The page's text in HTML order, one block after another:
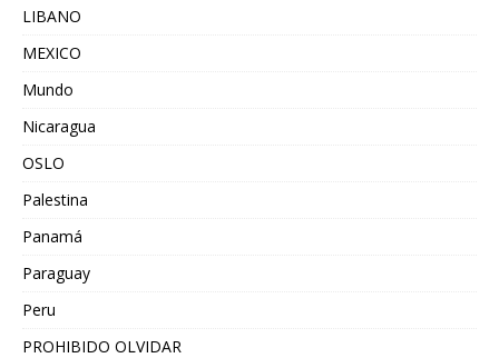
LIBANO
MEXICO
Mundo
Nicaragua
OSLO
Palestina
Panamá
Paraguay
Peru
PROHIBIDO OLVIDAR